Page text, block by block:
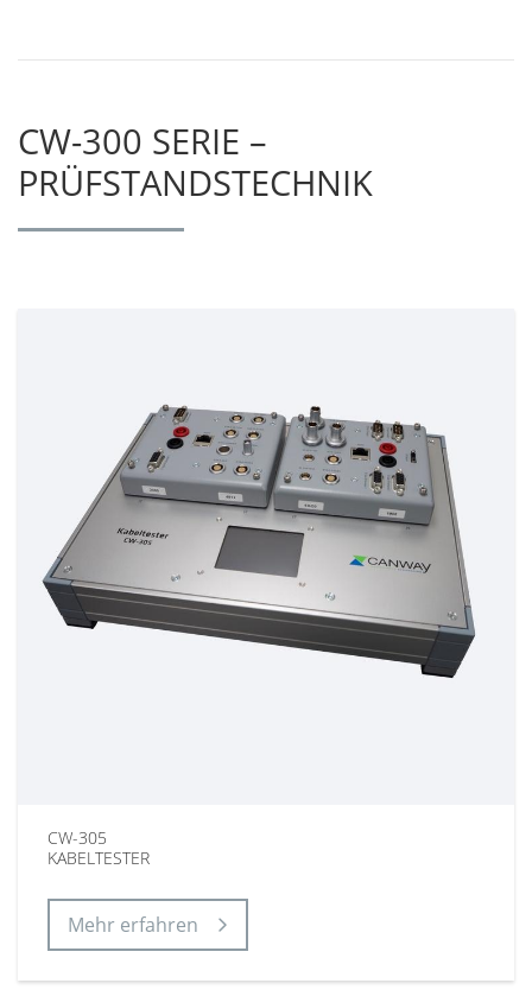
CW-300 SERIE –
PRÜFSTANDSTECHNIK
CW-305
KABELTESTER
Mehr erfahren